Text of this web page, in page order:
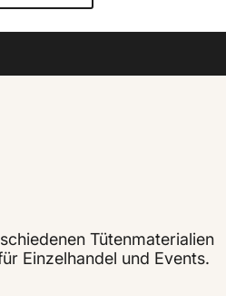
Tütenmaterialien
Einzelhandel und Events.